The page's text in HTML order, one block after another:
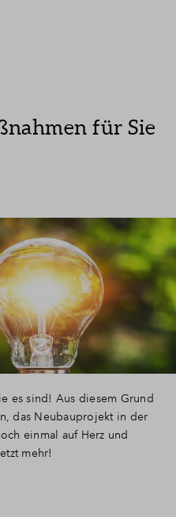
für Sie
es sind! Aus diesem Grund
das Neubauprojekt in der
einmal auf Herz und
mehr!